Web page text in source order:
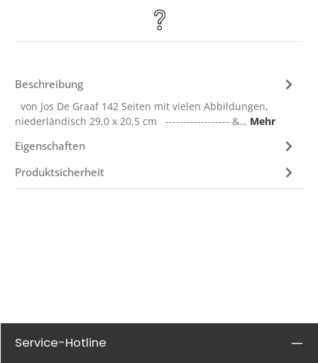
Beschreibung
von Jos De Graaf 142 Seiten mit vielen Abbildungen,
niederländisch 29,0 x 20,5 cm ------------------ &… Mehr
Eigenschaften
Produktsicherheit
Service-Hotline